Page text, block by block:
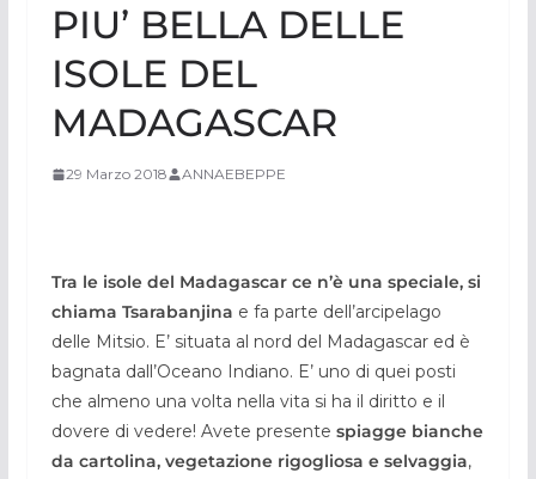
PIU’ BELLA DELLE
ISOLE DEL
MADAGASCAR
29 Marzo 2018 ANNAEBEPPE
Tra le isole del Madagascar ce n’è una speciale, si
chiama Tsarabanjina e fa parte dell’arcipelago
delle Mitsio. E’ situata al nord del Madagascar ed è
bagnata dall’Oceano Indiano. E’ uno di quei posti
che almeno una volta nella vita si ha il diritto e il
dovere di vedere! Avete presente spiagge bianche
da cartolina, vegetazione rigogliosa e selvaggia,